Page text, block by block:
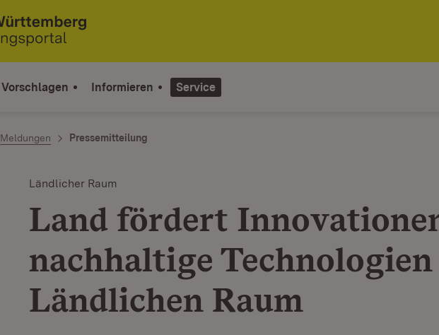
Vorschlagen Informieren Service
Meldungen Pressemitteilung
Ländlicher Raum
Land fördert
nachhaltige
Ländlichen Raum